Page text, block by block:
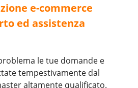
e-commerce
ed assistenza
le tue domande e
tempestivamente dal
altamente qualificato.